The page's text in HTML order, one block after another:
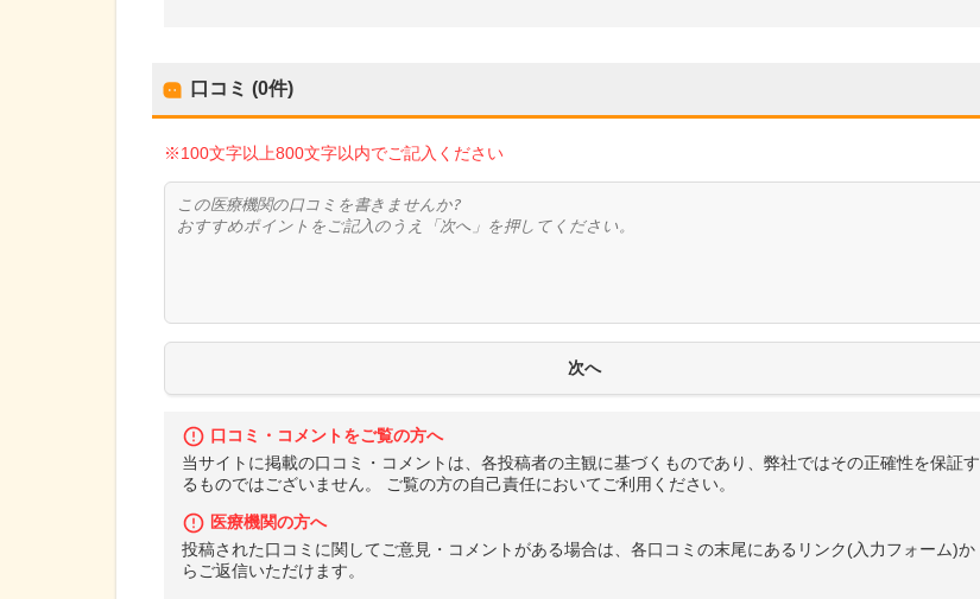
口コミ (0件)
※100文字以上800文字以内でご記入ください
口コミ・コメントをご覧の方へ
当サイトに掲載の口コミ・コメントは、各投稿者の主観に基づくものであり、弊社ではその正確性を保証す
るものではございません。 ご覧の方の自己責任においてご利用ください。
医療機関の方へ
投稿された口コミに関してご意見・コメントがある場合は、各口コミの末尾にあるリンク(入力フォーム)か
らご返信いただけます。